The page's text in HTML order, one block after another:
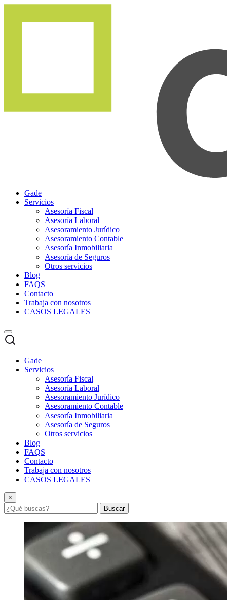
Gade
Servicios
Asesoría Fiscal
Asesoría Laboral
Asesoramiento Jurídico
Asesoramiento Contable
Asesoría Inmobiliaria
Asesoría de Seguros
Otros servicios
Blog
FAQS
Contacto
Trabaja con nosotros
CASOS LEGALES
Gade
Servicios
Asesoría Fiscal
Asesoría Laboral
Asesoramiento Jurídico
Asesoramiento Contable
Asesoría Inmobiliaria
Asesoría de Seguros
Otros servicios
Blog
FAQS
Contacto
Trabaja con nosotros
CASOS LEGALES
×
Buscar